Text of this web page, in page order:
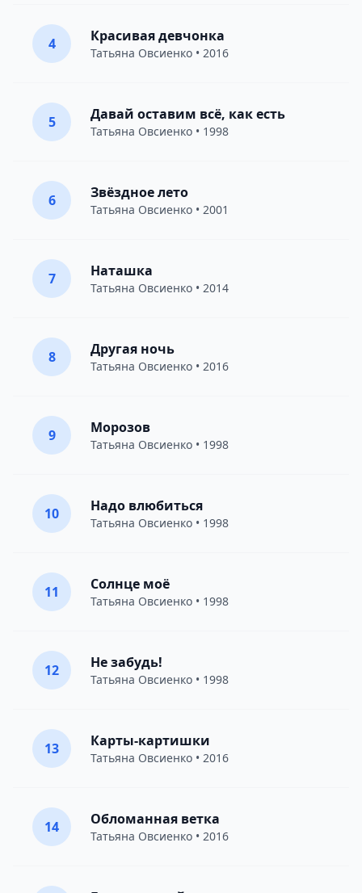
4 Красивая девчонка
Татьяна Овсиенко • 2016
5 Давай оставим всё, как есть
Татьяна Овсиенко • 1998
6 Звёздное лето
Татьяна Овсиенко • 2001
7 Наташка
Татьяна Овсиенко • 2014
8 Другая ночь
Татьяна Овсиенко • 2016
9 Морозов
Татьяна Овсиенко • 1998
10 Надо влюбиться
Татьяна Овсиенко • 1998
11 Солнце моё
Татьяна Овсиенко • 1998
12 Не забудь!
Татьяна Овсиенко • 1998
13 Карты-картишки
Татьяна Овсиенко • 2016
14 Обломанная ветка
Татьяна Овсиенко • 2016